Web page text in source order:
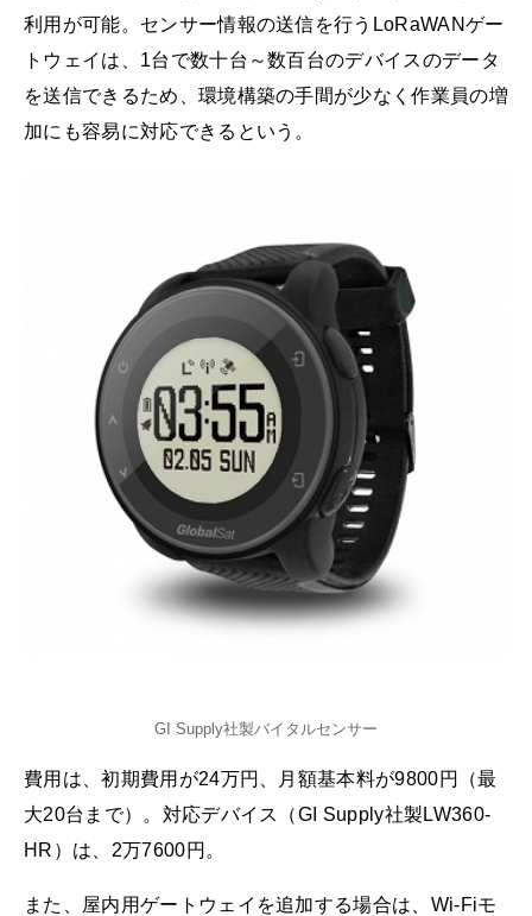
利用が可能。センサー情報の送信を行うLoRaWANゲー
トウェイは、1台で数十台～数百台のデバイスのデータ
を送信できるため、環境構築の手間が少なく作業員の増
加にも容易に対応できるという。
GI Supply社製バイタルセンサー
費用は、初期費用が24万円、月額基本料が9800円（最
大20台まで）。対応デバイス（GI Supply社製LW360-
HR）は、2万7600円。
また、屋内用ゲートウェイを追加する場合は、Wi-Fiモ